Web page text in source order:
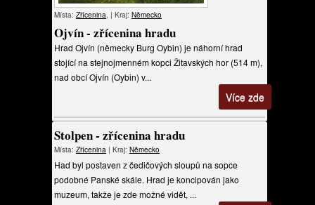
Místa: Zřícenina, | Kraj: Německo
Ojvín - zřícenina hradu
Hrad Ojvín (německy Burg Oybin) je náhorní hrad
stojící na stejnojmenném kopci Žitavských hor (514 m),
nad obcí Ojvín (Oybin) v...
Více zde
Stolpen - zřícenina hradu
Místa: Zřícenina | Kraj: Německo
Had byl postaven z čedičových sloupů na sopce
podobné Panské skále. Hrad je koncipován jako
muzeum, takže je zde možné vidět, ...